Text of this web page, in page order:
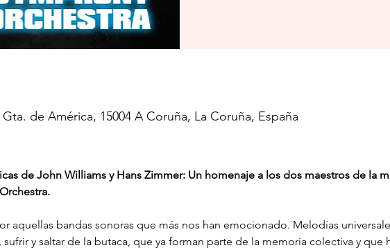
de América, 15004 A Coruña, La Coruña, España
de John Williams y Hans Zimmer: Un homenaje a los dos maestros de la
aquellas bandas sonoras que más nos han emocionado. Melodías
sufrir y saltar de la butaca, que ya forman parte de la memoria colectiva y que